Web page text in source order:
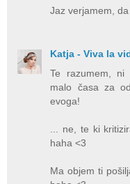
Jaz verjamem,
Katja - Viva la
Te razumem, ni
malo časa za
evoga!
... ne, te ki
haha <3
Ma objem ti